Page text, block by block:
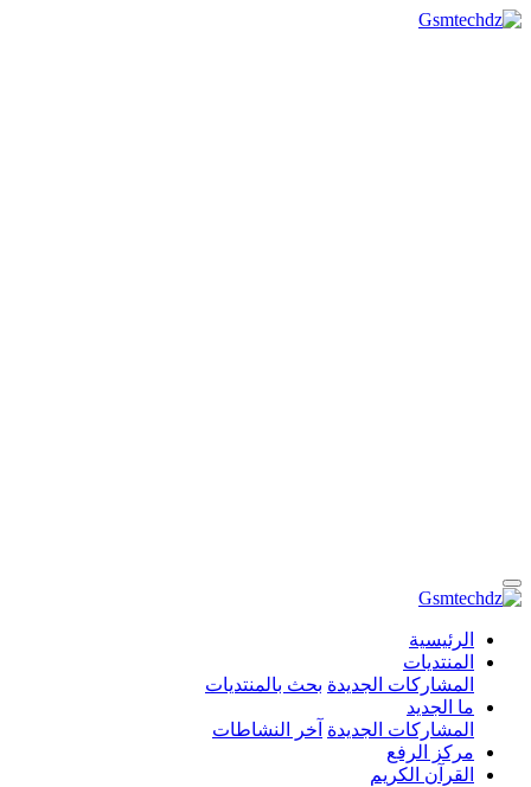
الرئيسية
المنتديات
المشاركات الجديدة بحث بالمنتديات
ما الجديد
المشاركات الجديدة آخر النشاطات
مركز الرفع
القرآن الكريم